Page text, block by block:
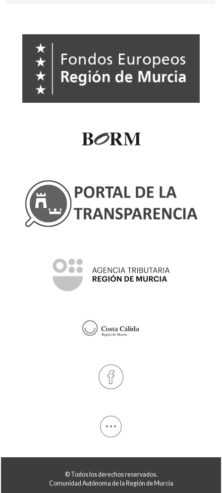
© Todos los derechos reservados.
Comunidad Autónoma de la Región de Murcia